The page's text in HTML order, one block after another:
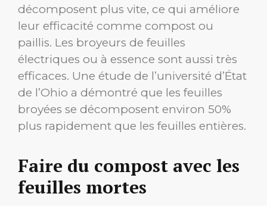
décomposent plus vite, ce qui améliore
leur efficacité comme compost ou
paillis. Les broyeurs de feuilles
électriques ou à essence sont aussi très
efficaces. Une étude de l’université d’État
de l’Ohio a démontré que les feuilles
broyées se décomposent environ 50%
plus rapidement que les feuilles entières.
Faire du compost avec les
feuilles mortes